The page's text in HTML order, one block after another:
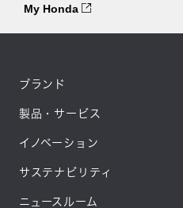
My Honda
ブランド
製品・サービス
イノベーション
サステナビリティ
ニュースルーム